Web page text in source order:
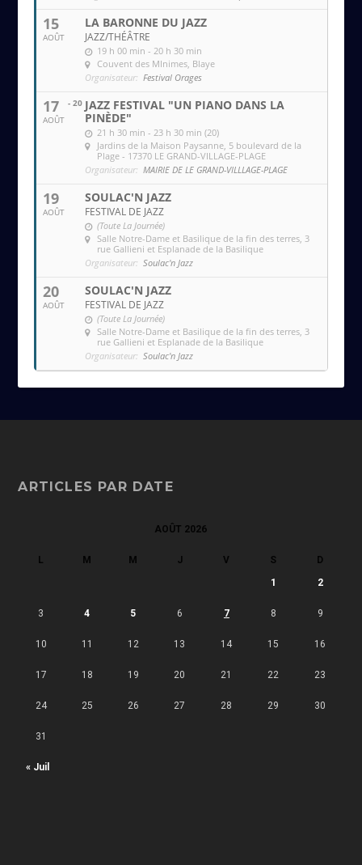
15
AOÛT
LA BARONNE DU JAZZ
JAZZ/THÉÂTRE
19 h 00 min - 20 h 30 min
Couvent des MInimes, Blaye
Organisateur: Festival Orages
17
AOÛT
- 20 JAZZ FESTIVAL "UN PIANO DANS LA
PINÈDE"
21 h 30 min - 23 h 30 min (20)
Jardins de la Maison Paysanne, 5 boulevard de la
Plage - 17370 LE GRAND-VILLAGE-PLAGE
Organisateur: MAIRIE DE LE GRAND-VILLLAGE-PLAGE
19
AOÛT
SOULAC'N JAZZ
FESTIVAL DE JAZZ
(Toute La Journée)
Salle Notre-Dame et Basilique de la fin des terres, 3
rue Gallieni et Esplanade de la Basilique
Organisateur: Soulac'n Jazz
20
AOÛT
SOULAC'N JAZZ
FESTIVAL DE JAZZ
(Toute La Journée)
Salle Notre-Dame et Basilique de la fin des terres, 3
rue Gallieni et Esplanade de la Basilique
Organisateur: Soulac'n Jazz
ARTICLES PAR DATE
AOÛT 2026
L M M J V S D
« Juil
1 2
3 4 5 6 7 8 9
10 11 12 13 14 15 16
17 18 19 20 21 22 23
24 25 26 27 28 29 30
31